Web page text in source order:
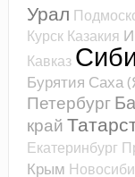
Урал
Курск Казакия
Кавказ
Бурятия Саха
Петербург
край
Екатеринбург
Крым